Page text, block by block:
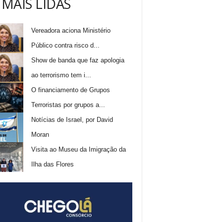
LIDAS
Vereadora aciona Ministério
Público contra risco d...
Show de banda que faz apologia
ao terrorismo tem i...
O financiamento de Grupos
Terroristas por grupos a...
Notícias de Israel, por David
Moran
Visita ao Museu da Imigração da
Ilha das Flores